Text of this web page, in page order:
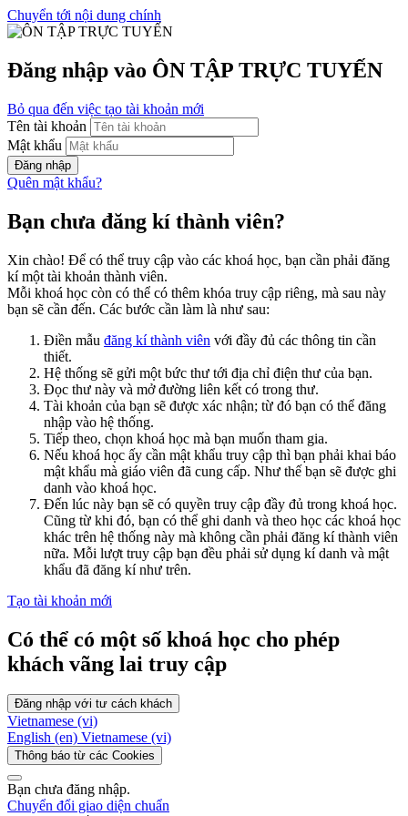
Chuyển tới nội dung chính
Đăng nhập vào ÔN TẬP TRỰC TUYẾN
Bỏ qua đến việc tạo tài khoản mới
Tên tài khoản
Mật khẩu
Đăng nhập
Quên mật khẩu?
Bạn chưa đăng kí thành viên?
Xin chào! Để có thể truy cập vào các khoá học, bạn cần phải đăng
kí một tài khoản thành viên.
Mỗi khoá học còn có thể có thêm khóa truy cập riêng, mà sau này
bạn sẽ cần đến. Các bước cần làm là như sau:
Điền mẫu đăng kí thành viên với đầy đủ các thông tin cần
thiết.
Hệ thống sẽ gửi một bức thư tới địa chỉ điện thư của bạn.
Đọc thư này và mở đường liên kết có trong thư.
Tài khoản của bạn sẽ được xác nhận; từ đó bạn có thể đăng
nhập vào hệ thống.
Tiếp theo, chọn khoá học mà bạn muốn tham gia.
Nếu khoá học ấy cần mật khẩu truy cập thì bạn phải khai báo
mật khẩu mà giáo viên đã cung cấp. Như thế bạn sẽ được ghi
danh vào khoá học.
Đến lúc này bạn sẽ có quyền truy cập đầy đủ trong khoá học.
Cũng từ khi đó, bạn có thể ghi danh và theo học các khoá học
khác trên hệ thống này mà không cần phải đăng kí thành viên
nữa. Mỗi lượt truy cập bạn đều phải sử dụng kí danh và mật
khẩu đã đăng kí như trên.
Tạo tài khoản mới
Có thể có một số khoá học cho phép
khách vãng lai truy cập
Đăng nhập với tư cách khách
Vietnamese ‎(vi)‎
English ‎(en)‎ Vietnamese ‎(vi)‎
Thông báo từ các Cookies
Bạn chưa đăng nhập.
Chuyển đổi giao diện chuẩn